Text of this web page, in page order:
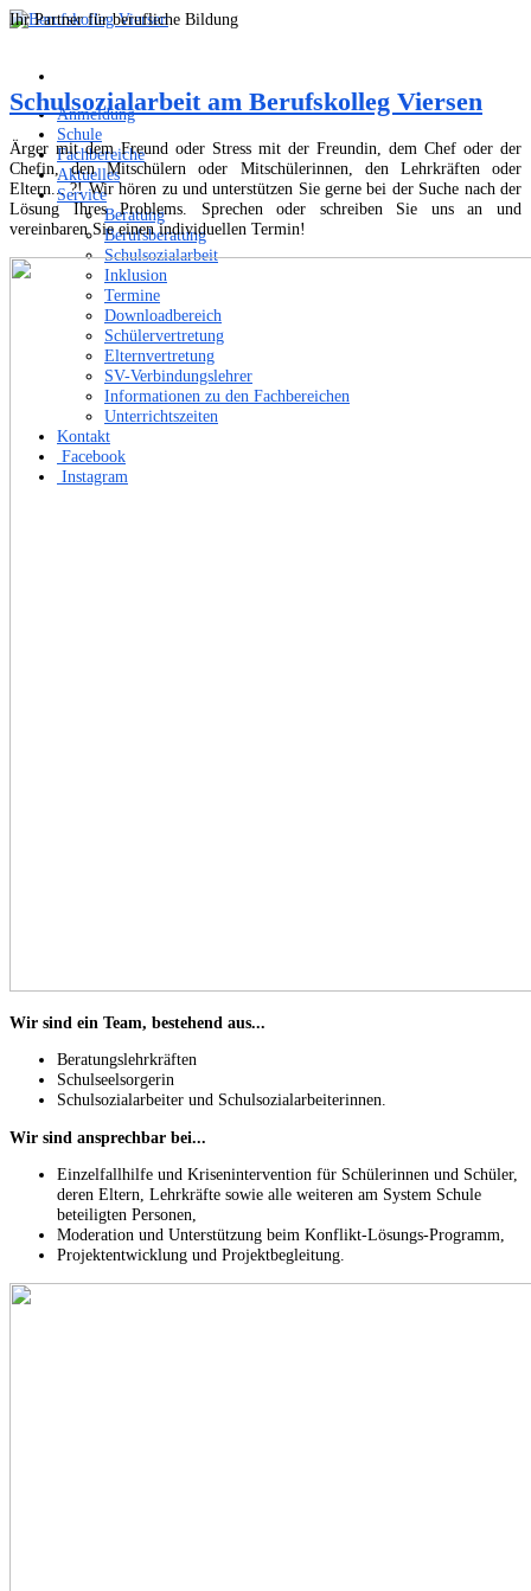
Ihr Partner für berufliche Bildung
Anmeldung
Schule
Fachbereiche
Aktuelles
Service
Beratung
Berufsberatung
Schulsozialarbeit
Inklusion
Termine
Downloadbereich
Schülervertretung
Elternvertretung
SV-Verbindungslehrer
Informationen zu den Fachbereichen
Unterrichtszeiten
Kontakt
Facebook
Instagram
Schulsozialarbeit am Berufskolleg Viersen
Ärger mit dem Freund oder Stress mit der Freundin, dem Chef oder der
Chefin, den Mitschülern oder Mitschülerinnen, den Lehrkräften oder
Eltern... ?! Wir hören zu und unterstützen Sie gerne bei der Suche nach der
Lösung Ihres Problems. Sprechen oder schreiben Sie uns an und
vereinbaren Sie einen individuellen Termin!
Wir sind ein Team, bestehend aus...
Beratungslehrkräften
Schulseelsorgerin
Schulsozialarbeiter und Schulsozialarbeiterinnen.
Wir sind ansprechbar bei...
Einzelfallhilfe und Krisenintervention für Schülerinnen und Schüler,
deren Eltern, Lehrkräfte sowie alle weiteren am System Schule
beteiligten Personen,
Moderation und Unterstützung beim Konflikt-Lösungs-Programm,
Projektentwicklung und Projektbegleitung.